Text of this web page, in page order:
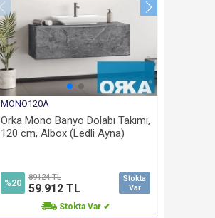
MONO120A
Orka Mono Banyo Dolabı Takımı,
120 cm, Albox (Ledli Ayna)
%20
Stokta
Var
89124 TL
59.912 TL
Stokta Var ✔